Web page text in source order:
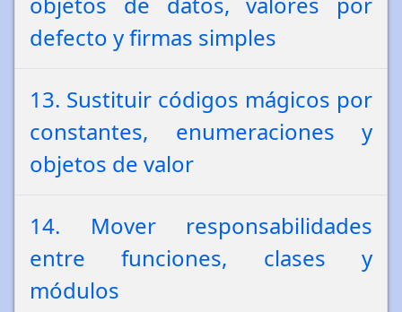
defecto y firmas simples
13. Sustituir códigos mágicos por
constantes, enumeraciones y
objetos de valor
14. Mover responsabilidades
entre funciones, clases y
módulos